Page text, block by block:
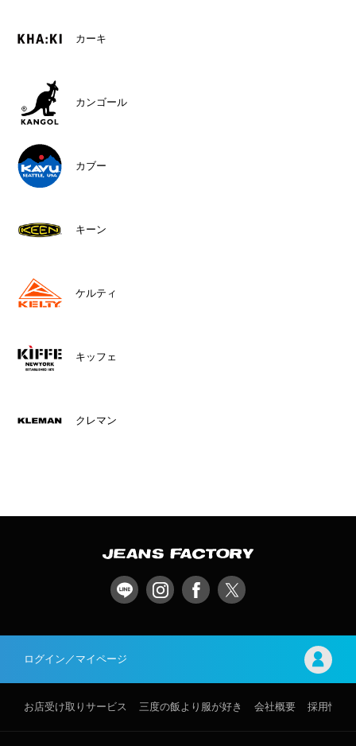
カーキ
カンゴール
カブー
キーン
ケルティ
キッフェ
クレマン
ログイン／マイページ
お店受け取りサービス 三度の飯より服が好き 会社概要 採用情報